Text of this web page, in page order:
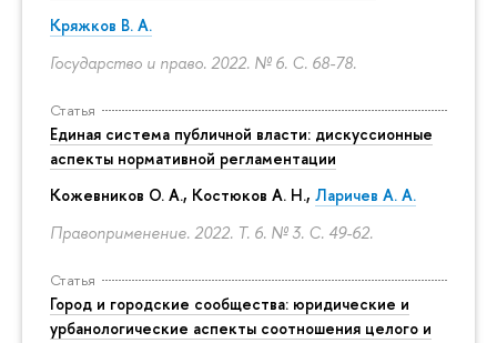
Кряжков В. А.
Государство и право. 2022. № 6. С. 68-78.
Статья
Единая система публичной власти: дискуссионные
аспекты нормативной регламентации
Кожевников О. А., Костюков А. Н., Ларичев А. А.
Правоприменение. 2022. Т. 6. № 3. С. 49-62.
Статья
Город и городские сообщества: юридические и
урбанологические аспекты соотношения целого и